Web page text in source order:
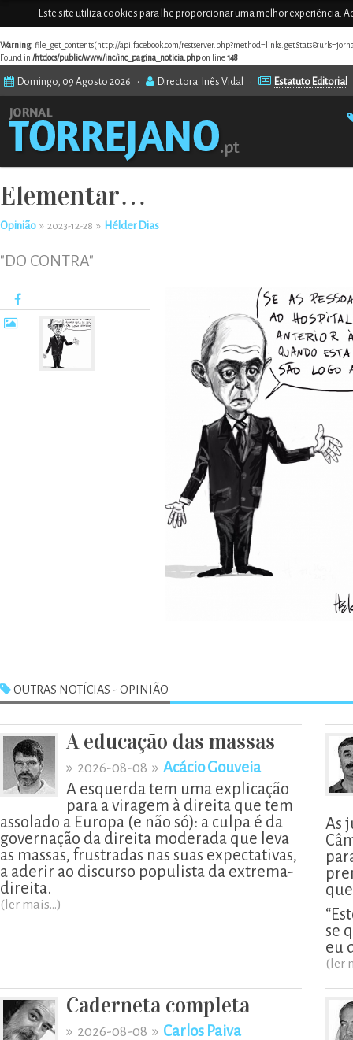
Este site utiliza cookies para lhe proporcionar uma melhor experiência.
Warning: file_get_contents(http://api.facebook.com/
Found in /htdocs/public/www/inc/inc_pagina_noticia.phpon line148
Domingo, 09 Agosto 2026 • Directora: Inês Vidal • Estatuto Editorial
Elementar…
Opinião » 2023-12-28 » Hélder Dias
"DO CONTRA"
OUTRAS NOTÍCIAS - OPINIÃO
A educação das massas
» 2026-08-08 » Acácio Gouveia
A esquerda tem uma explicação
para a viragem à direita que tem
assolado a Europa (e não só): a culpa é da
governação da direita moderada que leva
as massas, frustradas nas suas expectativas,
a aderir ao discurso populista da extrema-
direita.
(ler mais...)
As
se
eu
(ler
Caderneta completa
» 2026-08-08 » Carlos Paiva